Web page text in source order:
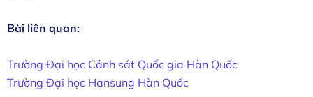
Bài liên quan:
Trường Đại học Cảnh sát Quốc gia Hàn Quốc
Trường Đại học Hansung Hàn Quốc